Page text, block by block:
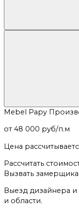
Mebel Papy
от 48 000 руб/п.м
Цена
Рассчитать
Вызвать замерщика
Выезд дизайнера
и области.